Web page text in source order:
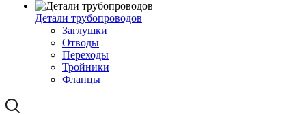
Детали трубопроводов
Заглушки
Отводы
Переходы
Тройники
Фланцы